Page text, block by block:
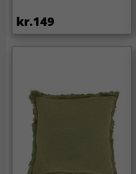
kr.149